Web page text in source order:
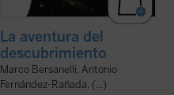
La aventura del
descubrimiento
Marco Bersanelli, Antonio
Fernández-Rañada, (...)